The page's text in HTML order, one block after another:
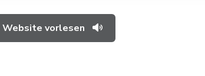
Website vorlesen